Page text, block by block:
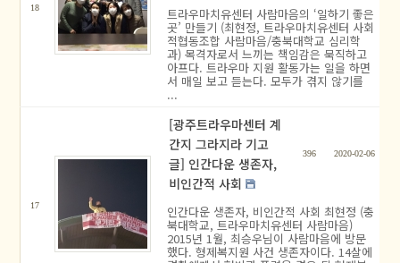
18 트라우마치유센터 사람마음의 ‘일하기 좋은
곳’ 만들기 (최현정, 트라우마치유센터 사회
적협동조합 사람마음/충북대학교 심리학
과) 목격자로서 느끼는 책임감은 묵직하고
아프다. 트라우마 지원 활동가는 일을 하면
서 매일 보고 듣는다. 모두가 겪지 않기를
...
17
[광주트라우마센터 계
간지 그라지라 기고
글] 인간다운 생존자,
비인간적 사회
396 2020-02-06
인간다운 생존자, 비인간적 사회 최현정 (충
북대학교, 트라우마치유센터 사람마음)
2015년 1월, 최승우님이 사람마음에 방문
했다. 형제복지원 사건 생존자이다. 14살에